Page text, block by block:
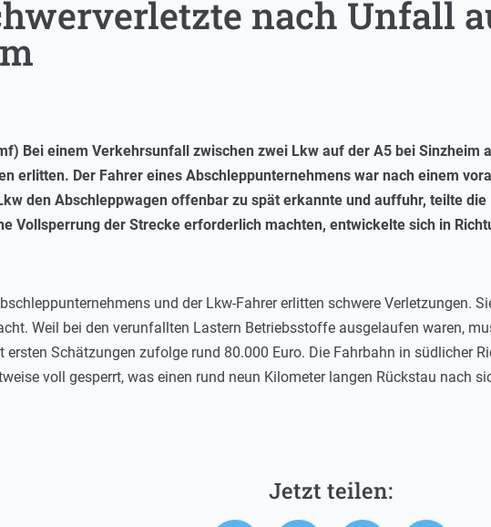
nach Unfall
Bei einem Verkehrsunfall zwischen zwei Lkw auf der A5 bei Sinzheim
erlitten. Der Fahrer eines Abschleppunternehmens war nach einem
den Abschleppwagen offenbar zu spät erkannte und auffuhr, teilte
Vollsperrung der Strecke erforderlich machten, entwickelte sich in
und der Lkw-Fahrer erlitten schwere Verletzungen.
Weil bei den verunfallten Lastern Betriebsstoffe ausgelaufen waren,
ersten Schätzungen zufolge rund 80.000 Euro. Die Fahrbahn in südlicher
voll gesperrt, was einen rund neun Kilometer langen Rückstau nach